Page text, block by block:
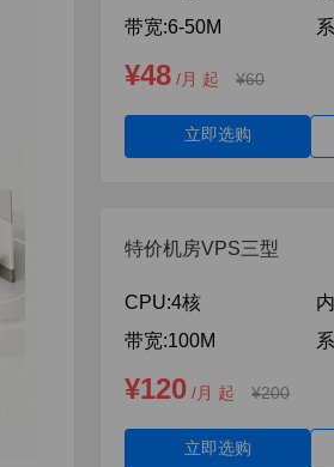
带宽:6-50M
¥48 /月 起 ¥60
立即选购
特价机房VPS三型
CPU:4核
带宽:100M
¥120 /月 起 ¥200
立即选购